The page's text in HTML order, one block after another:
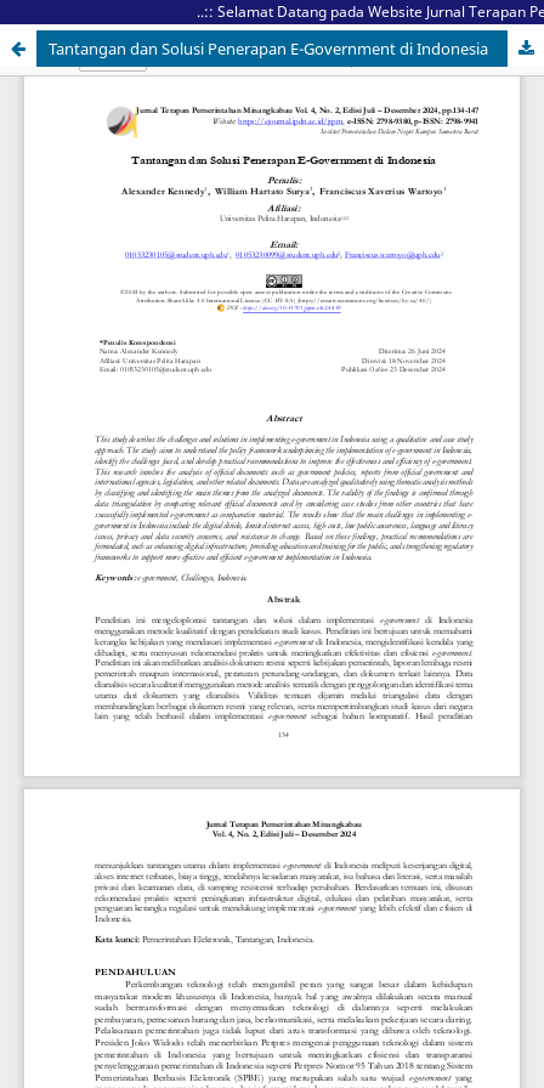
..:: Selamat Datang pada Website Jurnal Terapan
Tantangan dan Solusi Penerapan E-Government di Indonesia